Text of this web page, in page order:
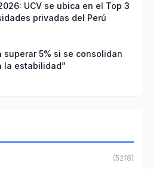
UCV se ubica en el Top 3
privadas del Perú
superar 5% si se consolidan
la estabilidad”
(5218)